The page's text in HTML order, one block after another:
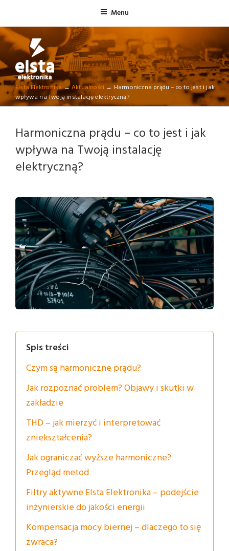
content
ELSTA ELEKTRONIKA
Profesjonalna elektronika przemysłowa
Menu
Elsta Elektronika→Aktualności → Harmoniczna prądu – co to jest i jak
wpływa na Twoją instalację elektryczną?
Harmoniczna prądu – co to jest i jak
wpływa na Twoją instalację
elektryczną?
Spis treści
Czym są harmoniczne prądu?
Jak rozpoznać problem? Objawy i skutki w
zakładzie
THD – jak mierzyć i interpretować
zniekształcenia?
Jak ograniczać wyższe harmoniczne?
Przegląd metod
Filtry aktywne Elsta Elektronika – podejście
inżynierskie do jakości energii
Kompensacja mocy biernej – dlaczego to się
zwraca?